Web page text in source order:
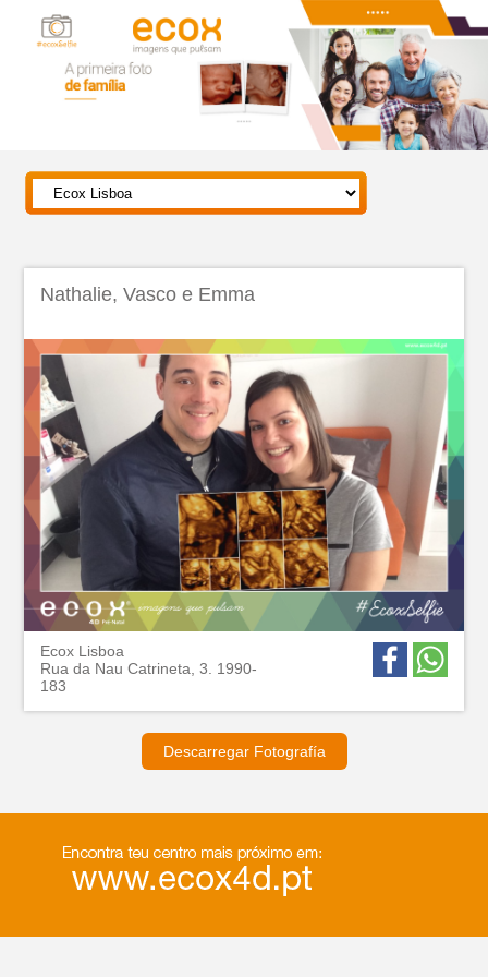
Nathalie, Vasco e Emma
Ecox Lisboa
Rua da Nau Catrineta, 3. 1990-
183
Descarregar Fotografía